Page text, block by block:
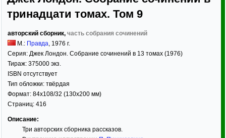
тринадцати томах. Том 9
авторский сборник, часть собрания сочинений
М.: Правда, 1976 г.
Серия: Джек Лондон. Собрание сочинений в 13 томах (1976)
Тираж: 375000 экз.
ISBN отсутствует
Тип обложки: твёрдая
Формат: 84x108/32 (130x200 мм)
Страниц: 416
Описание:
Три авторских сборника рассказов.